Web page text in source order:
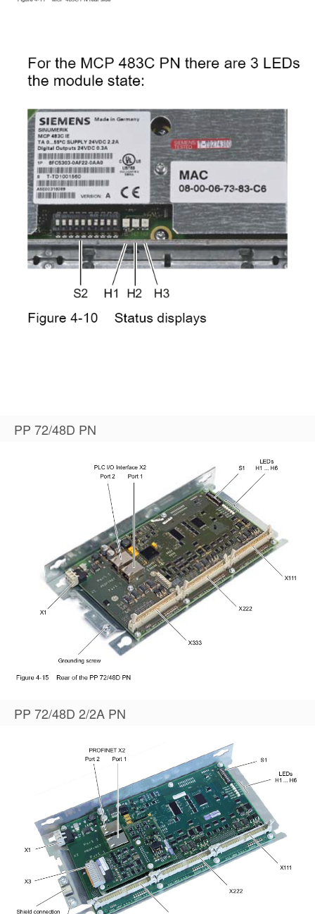
PP 72/48D PN
PP 72/48D 2/2A PN